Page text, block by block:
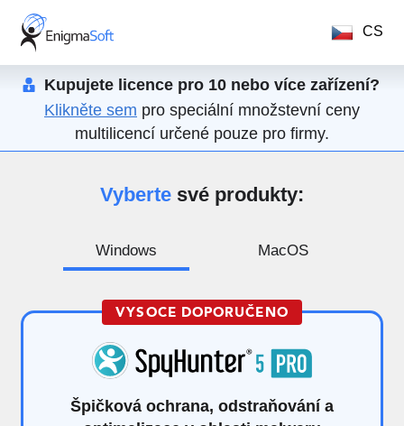
CS
Kupujete licence pro 10 nebo více zařízení?
Klikněte sem pro speciální množstevní ceny
multilicencí určené pouze pro firmy.
Vyberte své produkty:
Windows MacOS
VYSOCE DOPORUČENO
Špičková ochrana, odstraňování a